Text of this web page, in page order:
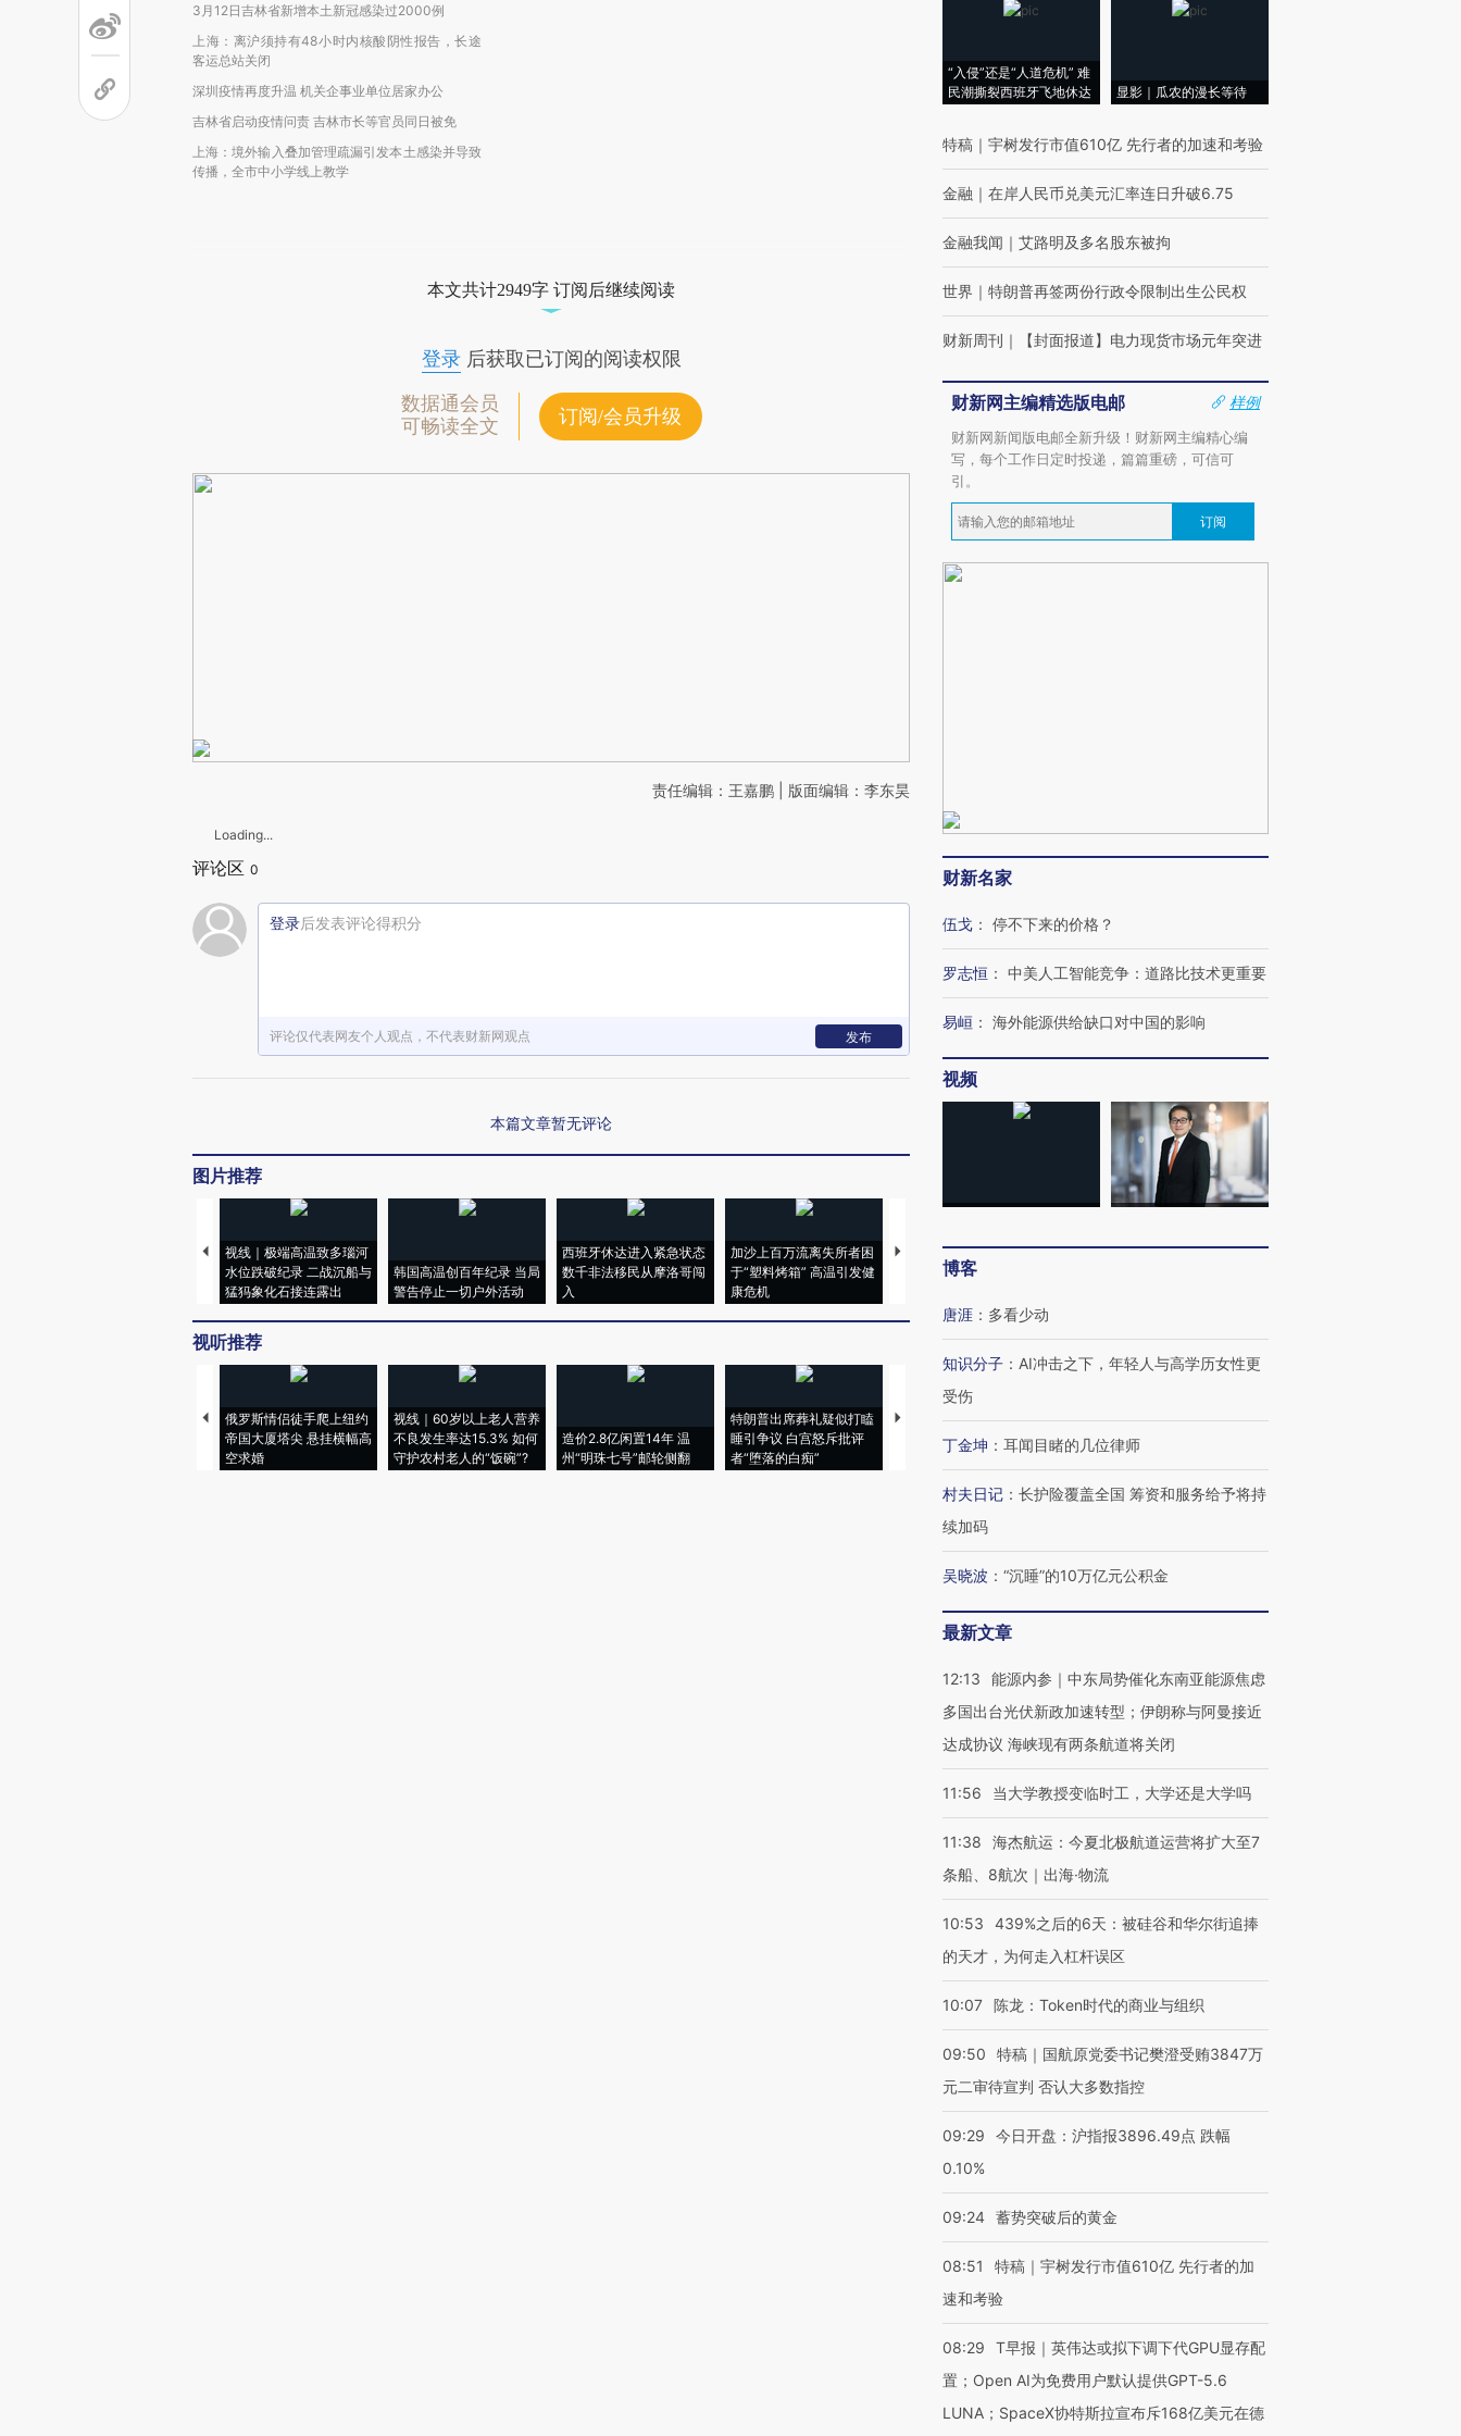
3月12日吉林省新增本土新冠感染过2000例
上海：离沪须持有48小时内核酸阴性报告，长途
客运总站关闭
深圳疫情再度升温 机关企事业单位居家办公
吉林省启动疫情问责 吉林市长等官员同日被免
上海：境外输入叠加管理疏漏引发本土感染并导致
传播，全市中小学线上教学
本文共计2949字 订阅后继续阅读
登录后获取已订阅的阅读权限
数据通会员
可畅读全文
订阅/会员升级
责任编辑：王嘉鹏 | 版面编辑：李东昊
Loading...
评论区 0
登录后发表评论得积分
评论仅代表网友个人观点，不代表财新网观点 发布
本篇文章暂无评论
图片推荐
视线｜极端高温致多瑙河
水位跌破纪录 二战沉船与
猛犸象化石接连露出
韩国高温创百年纪录 当局
警告停止一切户外活动
西班牙休达进入紧急状态
数千非法移民从摩洛哥闯
入
加沙上百万流离失所者困
于“塑料烤箱” 高温引发健
康危机
视线｜HYROX的吸金
术：是什么让中产们甘
马航飞行员跨国走私7万
视线｜被称为“蟑螂”的印
视听推荐
俄罗斯情侣徒手爬上纽约
帝国大厦塔尖 悬挂横幅高
空求婚
视线｜60岁以上老人营养
不良发生率达15.3% 如何
守护农村老人的“饭碗”?
造价2.8亿闲置14年 温
州“明珠七号”邮轮侧翻
特朗普出席葬礼疑似打瞌
睡引争议 白宫怒斥批评
者“堕落的白痴”
视线｜全球最热百城独占
97个 印度如何熬过48°C
38岁梅西上演帽子戏法
阿根廷3-0阿尔及利亚
视线｜不考竞赛的王虹、
“入侵”还是“人道危机” 难
民潮撕裂西班牙飞地休达
显影｜瓜农的漫长等待
特稿 ｜ 宇树发行市值610亿 先行者的加速和考验
金融 ｜ 在岸人民币兑美元汇率连日升破6.75
金融我闻 ｜ 艾路明及多名股东被拘
世界 ｜ 特朗普再签两份行政令限制出生公民权
财新周刊 ｜ 【封面报道】电力现货市场元年突进
财新网主编精选版电邮
样例
财新网新闻版电邮全新升级！财新网主编精心编
写，每个工作日定时投递，篇篇重磅，可信可
引。
订阅
财新名家
伍戈 ： 停不下来的价格？
罗志恒 ： 中美人工智能竞争：道路比技术更重要
易峘 ： 海外能源供给缺口对中国的影响
视频
博客
唐涯 ： 多看少动
知识分子 ： AI冲击之下，年轻人与高学历女性更
受伤
丁金坤 ： 耳闻目睹的几位律师
村夫日记 ： 长护险覆盖全国 筹资和服务给予将持
续加码
吴晓波 ： “沉睡”的10万亿元公积金
最新文章
12:13
能源内参｜中东局势催化东南亚能源焦虑
多国出台光伏新政加速转型；伊朗称与阿曼接近
达成协议 海峡现有两条航道将关闭
11:56 当大学教授变临时工，大学还是大学吗
11:38
海杰航运：今夏北极航道运营将扩大至7
条船、8航次｜出海·物流
10:53
439%之后的6天：被硅谷和华尔街追捧
的天才，为何走入杠杆误区
10:07 陈龙：Token时代的商业与组织
09:50
特稿｜国航原党委书记樊澄受贿3847万
元二审待宣判 否认大多数指控
09:29
今日开盘：沪指报3896.49点 跌幅
0.10%
09:24 蓄势突破后的黄金
08:51
特稿｜宇树发行市值610亿 先行者的加
速和考验
08:29
T早报｜英伟达或拟下调下代GPU显存配
置；Open AI为免费用户默认提供GPT-5.6
LUNA；SpaceX协特斯拉宣布斥168亿美元在德